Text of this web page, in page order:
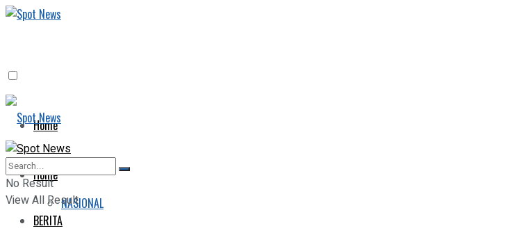
Home
BERITA
NASIONAL
Home
BERITA
No Result
View All Result